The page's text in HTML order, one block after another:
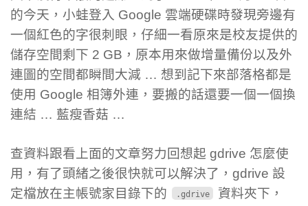
的今天，小蛙登入 Google 雲端硬碟時發現旁邊有
一個紅色的字很刺眼，仔細一看原來是校友提供的
儲存空間剩下 2 GB，原本用來做增量備份以及外
連圖的空間都瞬間大減 … 想到記下來部落格都是
使用 Google 相簿外連，要搬的話還要一個一個換
連結 … 藍瘦香菇 …
查資料跟看上面的文章努力回想起 gdrive 怎麼使
用，有了頭緒之後很快就可以解決了，gdrive 設
定檔放在主帳號家目錄下的
.gdrive 資料夾下，